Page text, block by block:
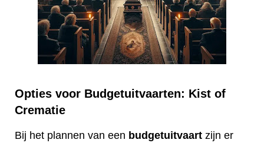
Opties voor Budgetuitvaarten: Kist of
Crematie
Bij het plannen van een budgetuitvaart zijn er